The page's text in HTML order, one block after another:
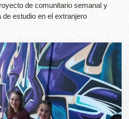
de comunitario semanal y
estudio en el extranjero